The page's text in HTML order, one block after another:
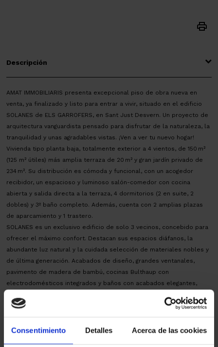
Consentimiento Detalles Acerca de las cookies
Descripción
AMAT IMMOBILIARIS presenta excepcional piso de obra nueva en
venta, ya finalizado y listo para entrar a vivir, situado en el edificio
SOLANES de ELS GARROFERS, en Sant Just Desvern. Un proyecto de
arquitectura vanguardista pensado para disfrutar de la naturaleza, la
tranquilidad y unas agradables vistas. ¡Ven a ver tu nuevo hogar!
Vivienda tipo planta baja, totalmente exterior a 4 vientos, de 150 m²
(125 m² útiles) más amplia terraza de 20 m² y gran jardín privado de
234 m². Su distribución es cómoda y funcional, con un acogedor
recibidor, un espacioso y luminoso salón-comedor con cocina
abierta y salida directa a la terraza, 4 dormitorios (2 en suite, 2
dobles) y 3º baño completo. Además, cuenta con 2 amplias plazas
de aparcamiento y 1 trastero.
SOLANES es un exclusivo edificio de solo 3 vecinos, concebido para
ofrecer el máximo confort. Destacan sus espacios diáfanos, la
abundante luz natural y la cuidada selección de materiales nobles y
de última generación. Acabados de diseño, grandes ventanales,
pavimento de madera de bambú, cocinas Bulthaup con
electrodomésticos integrados y baños con acabados elegantes,
parte del conjunto residencial ELS GARROFERS, ubicado a los pies
de Collserola y a 5 min. del centro población. Una localización
privilegiada que combina la cercanía a Barcelona con la tranquilidad,